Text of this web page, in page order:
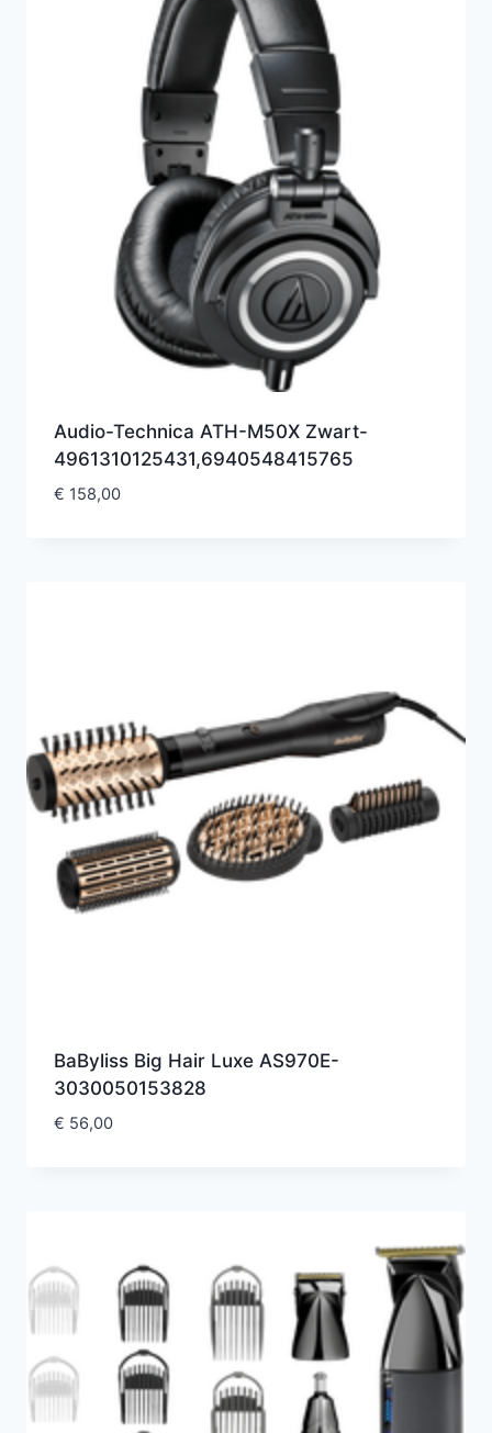
Audio-Technica ATH-M50X Zwart-
4961310125431,6940548415765
€ 158,00
BaByliss Big Hair Luxe AS970E-
3030050153828
€ 56,00